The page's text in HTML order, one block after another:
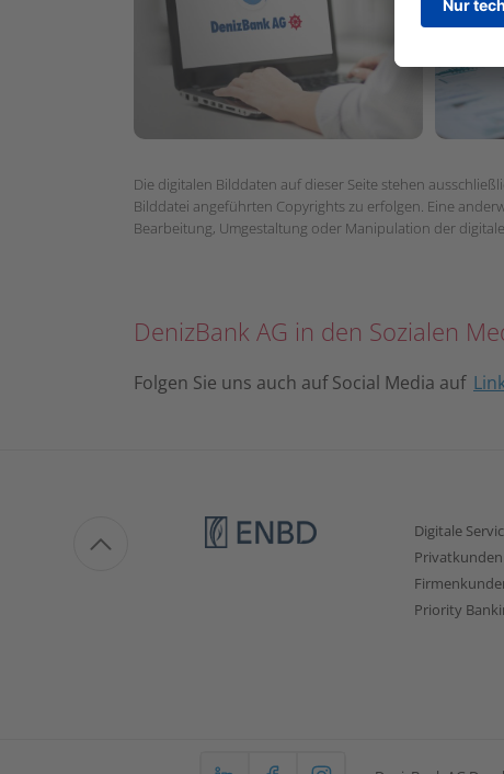
Die digitalen Bilddaten auf dieser Seite stehen
Bilddatei angeführten Copyrights zu erfolgen. Eine
Bearbeitung, Umgestaltung oder Manipulation der
DenizBank AG in den Sozialen
Folgen Sie uns auch auf Social Media auf
Digitale
Privatkunden
Priority